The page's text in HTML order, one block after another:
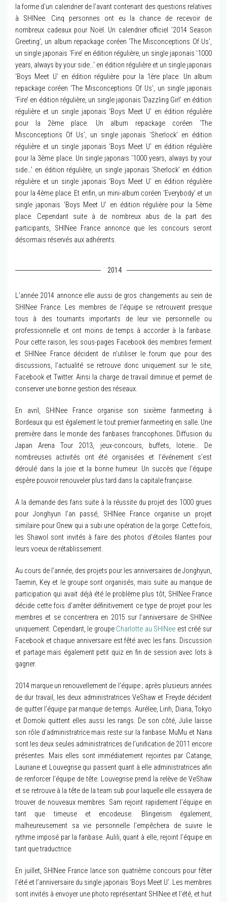
la forme d’un calendrier de l’avant contenant des questions relatives
à SHINee. Cinq personnes ont eu la chance de recevoir de
nombreux cadeaux pour Noël. Un calendrier officiel ‘2014 Season
Greeting’, un album repackage coréen ‘The Misconceptions Of Us’,
un single japonais ‘Fire’ en édition régulière, un single japonais ‘1000
years, always by your side…’ en édition régulière et un single japonais
‘Boys Meet U’ en édition régulière pour la 1ère place. Un album
repackage coréen ‘The Misconceptions Of Us’, un single japonais
‘Fire’ en édition régulière, un single japonais ‘Dazzling Girl’ en édition
régulière et un single japonais ‘Boys Meet U’ en édition régulière
pour la 2ème place. Un album repackage coréen ‘The
Misconceptions Of Us’, un single japonais ‘Sherlock’ en édition
régulière et un single japonais ‘Boys Meet U’ en édition régulière
pour la 3ème place. Un single japonais ‘1000 years, always by your
side…’ en édition régulière, un single japonais ‘Sherlock’ en édition
régulière et un single japonais ‘Boys Meet U’ en édition régulière
pour la 4ème place. Et enfin, un mini-album coréen ‘Everybody’ et un
single japonais ‘Boys Meet U’ en édition régulière pour la 5ème
place. Cependant suite à de nombreux abus de la part des
participants, SHINee France annonce que les concours seront
désormais réservés aux adhérents.
2014
L’année 2014 annonce elle aussi de gros changements au sein de
SHINee France. Les membres de l’équipe se retrouvent presque
tous à des tournants importants de leur vie personnelle ou
professionnelle et ont moins de temps à accorder à la fanbase.
Pour cette raison, les sous-pages Facebook des membres ferment
et SHINee France décident de n’utiliser le forum que pour des
discussions, l’actualité se retrouve donc uniquement sur le site,
Facebook et Twitter. Ainsi la charge de travail diminue et permet de
conserver une bonne gestion des réseaux.
En avril, SHINee France organise son sixième fanmeeting à
Bordeaux qui est également le tout premier fanmeeting en salle. Une
première dans le monde des fanbases francophones. Diffusion du
Japan Arena Tour 2013, jeux-concours, buffets, loterie… De
nombreuses activités ont été organisées et l’événement s’est
déroulé dans la joie et la bonne humeur. Un succès que l’équipe
espère pouvoir renouveler plus tard dans la capitale française.
A la demande des fans suite à la réussite du projet des 1000 grues
pour Jonghyun l’an passé, SHINee France organise un projet
similaire pour Onew qui a subi une opération de la gorge. Cette fois,
les Shawol sont invités à faire des photos d’étoiles filantes pour
leurs voeux de rétablissement.
Au cours de l’année, des projets pour les anniversaires de Jonghyun,
Taemin, Key et le groupe sont organisés, mais suite au manque de
participation qui avait déjà été le problème plus tôt, SHINee France
décide cette fois d’arrêter définitivement ce type de projet pour les
membres et se concentrera en 2015 sur l’anniversaire de SHINee
uniquement. Cependant, le groupe Charlotte au SHINee est créé sur
Facebook et chaque anniversaire est fêté avec les fans. Discussion
et partage mais également petit quiz en fin de session avec lots à
gagner.
2014 marque un renouvellement de l’équipe ; après plusieurs années
de dur travail, les deux administratrices VeShaw et Freyde décident
de quitter l’équipe par manque de temps. Aurélee, Linh, Diana, Tokyo
et Domoki quittent elles aussi les rangs. De son côté, Julie laisse
son rôle d’administratrice mais reste sur la fanbase. MuMu et Nana
sont les deux seules administratrices de l’unification de 2011 encore
présentes. Mais elles sont immédiatement rejointes par Catange,
Lauriane et Louvegrise qui passent quant à elle administratrices afin
de renforcer l’équipe de tête. Louvegrise prend la relève de VeShaw
et se retrouve à la tête de la team sub pour laquelle elle essayera de
trouver de nouveaux membres. Sam rejoint rapidement l’équipe en
tant que timeuse et encodeuse. Blingerism également,
malheureusement sa vie personnelle l’empêchera de suivre le
rythme imposé par la fanbase. Aulili, quant à elle, rejoint l’équipe en
tant que traductrice.
En juillet, SHINee France lance son quatrième concours pour fêter
l’été et l’anniversaire du single japonais ‘Boys Meet U’. Les membres
sont invités à envoyer une photo représentant SHINee et l’été, et huit